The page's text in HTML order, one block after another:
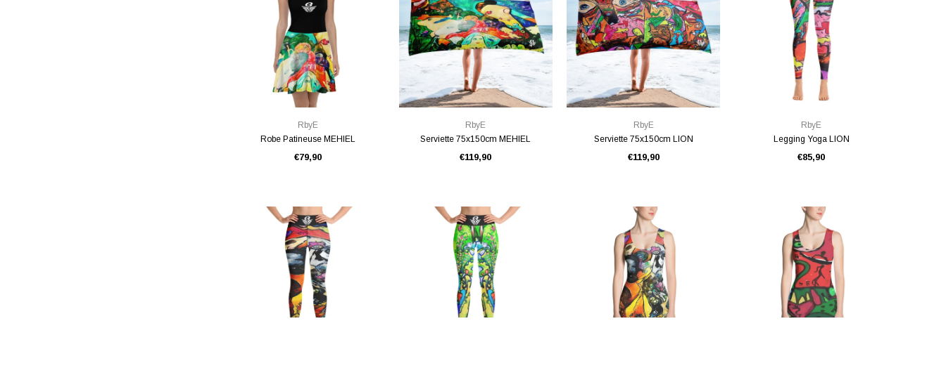
VUE RAPIDE
RbyE
Robe Patineuse MEHIEL
€79,90
VUE RAPIDE
RbyE
Serviette 75x150cm MEHIEL
€119,90
VUE RAPIDE
RbyE
Serviette 75x150cm LION
€119,90
VUE RAPIDE
RbyE
Legging Yoga LION
€85,90